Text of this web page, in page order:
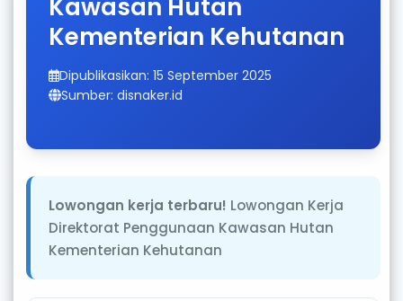
Kawasan Hutan
Kementerian Kehutanan
Dipublikasikan: 15 September 2025
Sumber: disnaker.id
Lowongan kerja terbaru! Lowongan Kerja
Direktorat Penggunaan Kawasan Hutan
Kementerian Kehutanan